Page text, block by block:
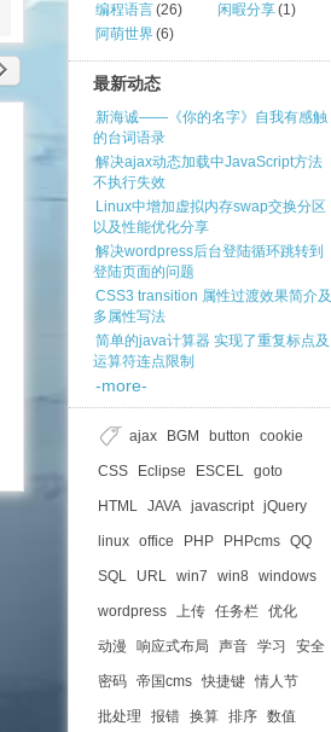
编程语言(26) 闲暇分享(1)
阿萌世界(6)
最新动态
新海诚——《你的名字》自我有感触
的台词语录
解决ajax动态加载中JavaScript方法
不执行失效
Linux中增加虚拟内存swap交换分区
以及性能优化分享
解决wordpress后台登陆循环跳转到
登陆页面的问题
CSS3 transition 属性过渡效果简介及
多属性写法
简单的java计算器 实现了重复标点及
运算符连点限制
-more-
ajax BGM button cookie
CSS Eclipse ESCEL goto
HTML JAVA javascript jQuery
linux office PHP PHPcms QQ
SQL URL win7 win8 windows
wordpress 上传 任务栏 优化
动漫 响应式布局 声音 学习 安全
密码 帝国cms 快捷键 情人节
批处理 报错 换算 排序 数值